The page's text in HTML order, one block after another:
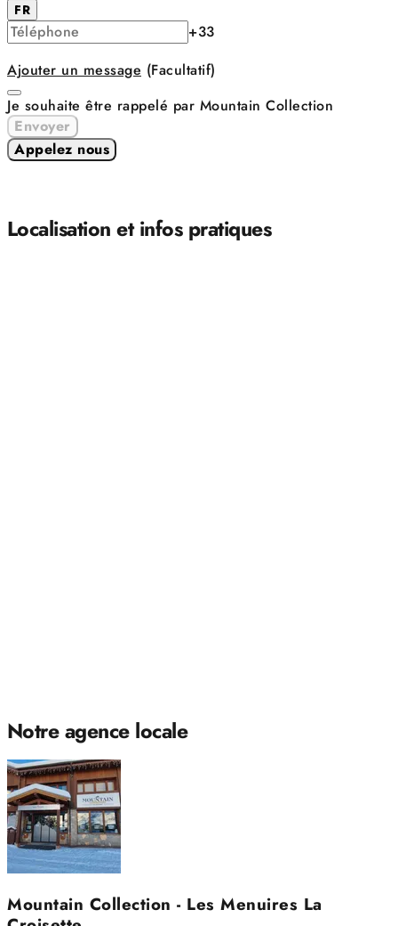
FR
+33
Ajouter un message (Facultatif)
Je souhaite être rappelé par Mountain Collection
Envoyer
Appelez nous
Localisation et infos pratiques
Notre agence locale
Mountain Collection - Les Menuires La